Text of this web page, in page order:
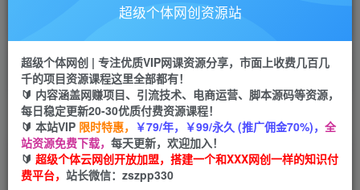
会员专属推广链接
挂机
项目
脚本卡密
APP下载
GO
首页 创业课程 会员免费 正文
某培训售价980的抖音短视频带货创业系列课程，
学会做号5步法，心中不慌
超级个体网创资源站
超级个体网创 | 专注优质VIP网课资源分享，市面上收费几百几
千的项目资源课程这里全部都有！
🔰 内容涵盖网赚项目、引流技术、电商运营、脚本源码等资源，
每日稳定更新20-30优质付费资源课程！
🔰 本站VIP 限时特惠， ￥79/年，￥99/永久 (推广佣金70%)， 全
站资源免费下载， 每天更新，欢迎加入！
🔰 超级个体云网创开放加盟，搭建一个和XXX网创一样的知识付
费平台， 站长微信：zszpp330